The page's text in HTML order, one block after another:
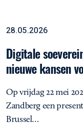
Rapportage
28.05.2026
Digitale
nieuwe kansen
Op vrijdag 22 mei
Zandberg een
Brussel…